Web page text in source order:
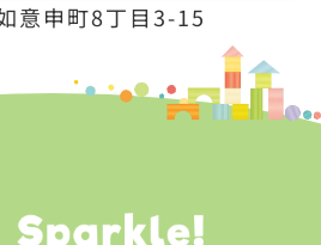
意申町8丁目3-15